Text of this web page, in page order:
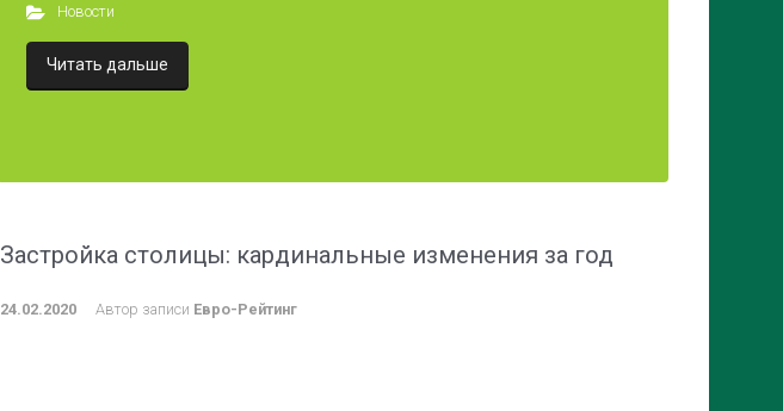
Новости
Читать дальше
Застройка столицы: кардинальные изменения за год
24.02.2020 Автор записи Евро-Рейтинг